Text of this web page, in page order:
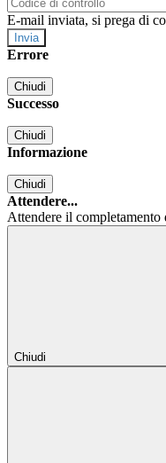
E-mail inviata, si prega di
Errore
Chiudi
Successo
Chiudi
Informazione
Chiudi
Attendere...
Attendere il completamento
Chiudi